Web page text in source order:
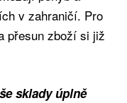
v zahraničí. Pro
přesun zboží si již
sklady úplně